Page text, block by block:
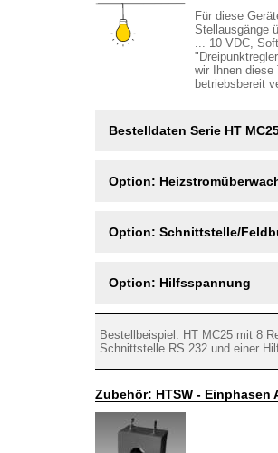
Für diese
Stellausgänge
... 10 VDC,
wir Ihnen diese
betriebsbereit
Bestelldaten Serie HT
Option:
Option: Schnittstelle/
Option: Hilfsspannung
Bestellbeispiel: HT MC25 mit 8
Schnittstelle RS 232 und einer
Zubehör: HTSW - Einphasen